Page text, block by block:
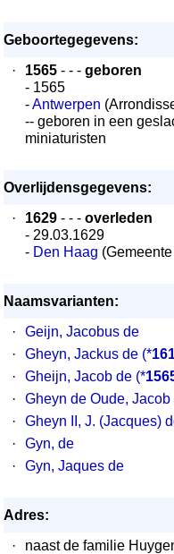
Geboortegegevens:
·
1565 - - - geboren
- 1565
-Antwerpen
-- geboren in een
miniaturisten
Overlijdensgegevens:
·
1629 - - - overleden
- 29.03.1629
- Den Haag
Naamsvarianten:
·
Geijn, Jacobus de
·
Gheyn, Jackus de (*
·
Gheijn, Jacob de (*
·
Gheyn de Oude, Jacob
·
Gheyn II, J. (Jacques)
·
Gyn, de
·
Gyn, Jaques de
Adres:
·
naast de familie